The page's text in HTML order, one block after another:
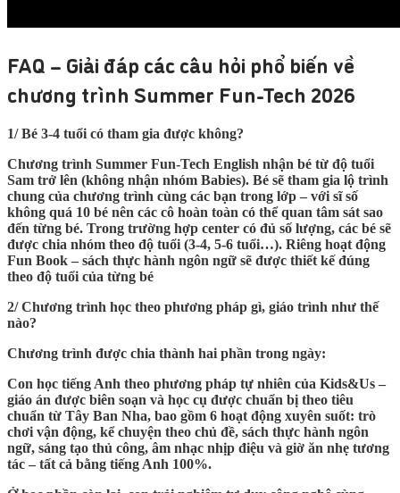
FAQ – Giải đáp các câu hỏi phổ biến về
chương trình Summer Fun-Tech 2026
1/ Bé 3-4 tuổi có tham gia được không?
Chương trình Summer Fun-Tech English nhận bé từ độ tuổi
Sam trở lên (không nhận nhóm Babies). Bé sẽ tham gia lộ trình
chung của chương trình cùng các bạn trong lớp – với sĩ số
không quá 10 bé nên các cô hoàn toàn có thể quan tâm sát sao
đến từng bé. Trong trường hợp center có đủ số lượng, các bé sẽ
được chia nhóm theo độ tuổi (3-4, 5-6 tuổi…). Riêng hoạt động
Fun Book – sách thực hành ngôn ngữ sẽ được thiết kế đúng
theo độ tuổi của từng bé
2/ Chương trình học theo phương pháp gì, giáo trình như thế
nào?
Chương trình được chia thành hai phần trong ngày:
Con học tiếng Anh theo phương pháp tự nhiên của Kids&Us –
giáo án được biên soạn và học cụ được chuẩn bị theo tiêu
chuẩn từ Tây Ban Nha, bao gồm 6 hoạt động xuyên suốt: trò
chơi vận động, kể chuyện theo chủ đề, sách thực hành ngôn
ngữ, sáng tạo thủ công, âm nhạc nhịp điệu và giờ ăn nhẹ tương
tác – tất cả bằng tiếng Anh 100%.